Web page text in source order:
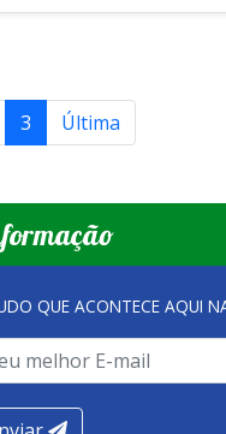
3 Última
QUE ACONTECE AQUI